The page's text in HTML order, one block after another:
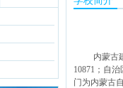
内蒙古
10871；自
门为内蒙古